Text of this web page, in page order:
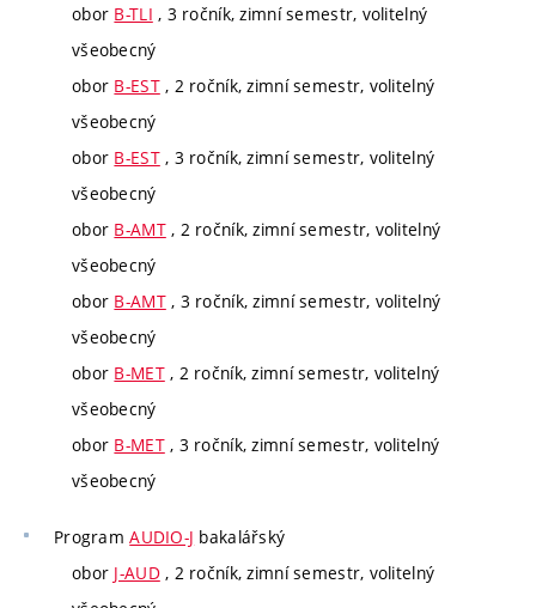
obor B-TLI , 3 ročník, zimní semestr, volitelný
všeobecný
obor B-EST, 2 ročník, zimní semestr, volitelný
všeobecný
obor B-EST, 3 ročník, zimní semestr, volitelný
všeobecný
obor B-AMT, 2 ročník, zimní semestr, volitelný
všeobecný
obor B-AMT, 3 ročník, zimní semestr, volitelný
všeobecný
obor B-MET, 2 ročník, zimní semestr, volitelný
všeobecný
obor B-MET, 3 ročník, zimní semestr, volitelný
všeobecný
ProgramAUDIO-J bakalářský
obor J-AUD, 2 ročník, zimní semestr, volitelný